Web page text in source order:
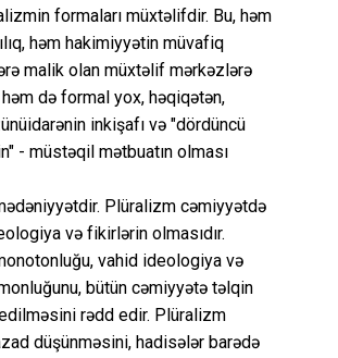
formaları müxtəlifdir. Bu, həm
həm hakimiyyətin müvafiq
malik olan müxtəlif mərkəzlərə
də formal yox, həqiqətən,
inkişafı və "dördüncü
- müstəqil mətbuatın olması
Plüralizm cəmiyyətdə
və fikirlərin olmasıdır.
vahid ideologiya və
bütün cəmiyyətə təlqin
rədd edir. Plüralizm
düşünməsini, hadisələr barədə